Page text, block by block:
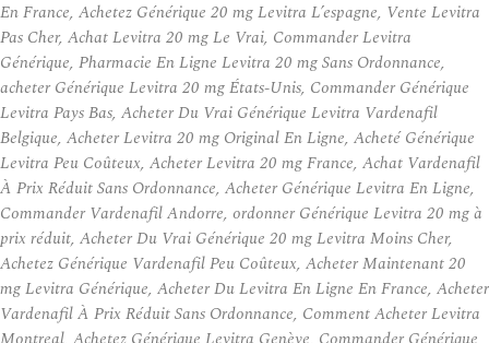
En France, Achetez Générique 20 mg Levitra L’espagne, Vente Levitra
Pas Cher, Achat Levitra 20 mg Le Vrai, Commander Levitra
Générique, Pharmacie En Ligne Levitra 20 mg Sans Ordonnance,
acheter Générique Levitra 20 mg États-Unis, Commander Générique
Levitra Pays Bas, Acheter Du Vrai Générique Levitra Vardenafil
Belgique, Acheter Levitra 20 mg Original En Ligne, Acheté Générique
Levitra Peu Coûteux, Acheter Levitra 20 mg France, Achat Vardenafil
À Prix Réduit Sans Ordonnance, Acheter Générique Levitra En Ligne,
Commander Vardenafil Andorre, ordonner Générique Levitra 20 mg à
prix réduit, Acheter Du Vrai Générique 20 mg Levitra Moins Cher,
Achetez Générique Vardenafil Peu Coûteux, Acheter Maintenant 20
mg Levitra Générique, Acheter Du Levitra En Ligne En France, Acheter
Vardenafil À Prix Réduit Sans Ordonnance, Comment Acheter Levitra